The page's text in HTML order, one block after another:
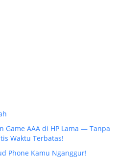
Game AAA di HP Lama — Tanpa
Waktu Terbatas!
Phone Kamu Nganggur!